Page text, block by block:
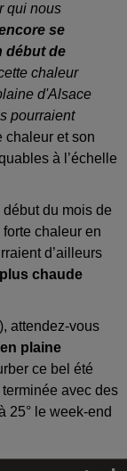
qui nous
se
début de
chaleur
d'Alsace
pourraient
chaleur et son
à l’échelle
début du mois de
chaleur en
d’ailleurs
plus chaude
attendez-vous
plaine
ce bel été
avec des
25° le week-end